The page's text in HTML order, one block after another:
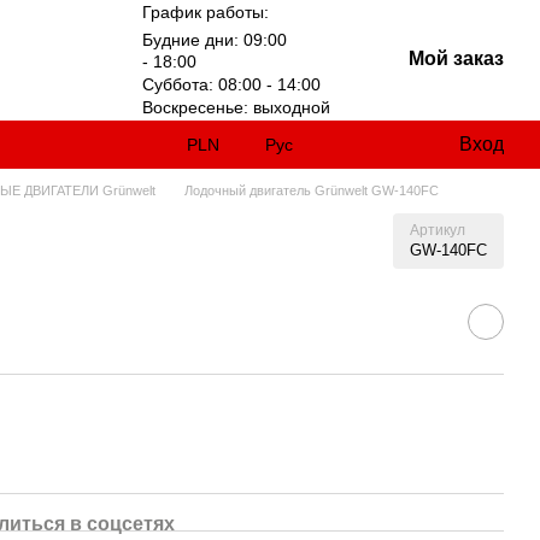
График работы:
Будние дни: 09:00
- 18:00
Суббота: 08:00 - 14:00
Воскресенье: выходной
Мой заказ
PLN Рус Вход
ДВИГАТЕЛИ Grünwelt Лодочный двигатель Grünwelt GW-140FC
Артикул
GW-140FC
в соцсетях